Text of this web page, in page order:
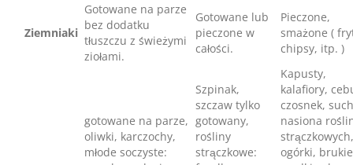
Ziemniaki
Gotowane na parze
bez dodatku
tłuszczu z świeżymi
ziołami.
Gotowane lub
pieczone w
całości.
Pieczone,
smażone (
chipsy, itp. )
gotowane na parze,
oliwki, karczochy,
młode soczyste:
Szpinak,
szczaw tylko
gotowany,
rośliny
strączkowe:
Kapusty,
kalafiory,
czosnek,
nasiona
strączkowych,
ogórki,